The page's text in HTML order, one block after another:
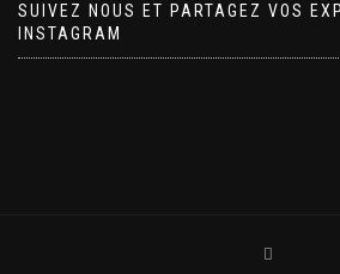
SUIVEZ NOUS ET PARTAGEZ VOS
INSTAGRAM